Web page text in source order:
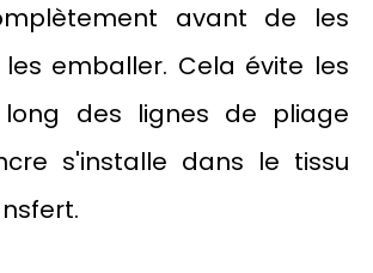
avant de les
emballer. Cela évite les
long des lignes de pliage
s'installe dans le tissu